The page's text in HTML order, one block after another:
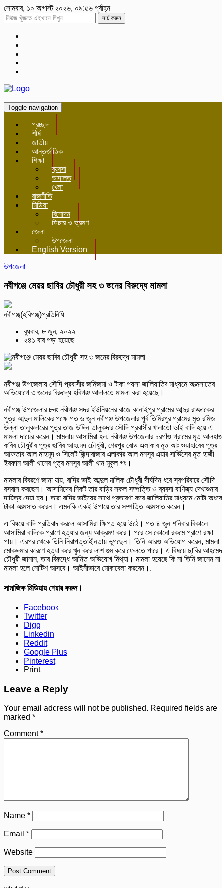
সোমবার, ১০ অগাস্ট ২০২৬, ০৯:৫৬ পূর্বাহ্ন
সার্চ করুন
Toggle navigation
প্রচ্ছদ
শীর্ষ
জাতীয়
আন্তর্জাতিক
শিক্ষা
ব্যবসা
আদালত
খেলা
রাজনীতি
মিডিয়া
বিনোদন
ফিচার ও ভ্রমণ
জেলা
উপজেলা
English Version
উপজেলা
নবীগঞ্জে মেয়র ছাবির চৌধুরী সহ ৩ জনের বিরুদ্ধে মামলা
নবীগঞ্জ(হবিগঞ্জ)প্রতিনিধি
বুধবার, ৮ জুন, ২০২২
২৪১ বার পড়া হয়েছে
নবীগঞ্জ উপজেলায় সৌদি প্রবাসীর জমিজমা ও টাকা পয়সা জালিয়াতির মাধ্যমে আত্মসাতের
অভিযোগে ৩ জনের বিরুদ্ধে হবিগঞ্জ আদালতে মামলা করা হয়েছে।
নবীগঞ্জ উপজেলার ৮নং নবীগঞ্জ সদর ইউনিয়নের বাজে কানাইপুর গ্রামের আব্দুর রাজ্জাকের
পুত্র আব্দুল মালিকের পক্ষে গত ৬ জুন নবীগঞ্জ উপজেলার পূর্ব তিমিরপুর গ্রামের মৃত রমিজ
উল্লা তালুকদারের পুত্র তাজ উদ্দিন তালুকদার সৌদি প্রবাসীর খালাতো ভাই বাদি হয়ে এ
মামলা দায়ের করেন। মামলায় আসামিরা হল, নবীগঞ্জ উপজেলার চরগাঁও গ্রামের মৃত
কবির চৌধুরীর পুত্র ছাবির আহমেদ চৌধুরী, শেরপুর রোড এলাকার মৃত আঃ ওয়াহাবের পুত্র
আফতাব আল মাহমুদ ও সিলেট জিন্দাবাজার এলাকার আল মনসুর এয়ার সার্ভিসের মৃত হাজী
ইরফান আলী খানের পুত্র মনসুর আলী খান মুকুল গং।
মামলার বিবরণে জানা যায়, বাদির ভাই আব্দুল মালিক চৌধুরী দীর্ঘদিন ধরে স্বপরিবারে সৌদি
বসবাস করছেন। আসামিদের নিকট তার বাড়ির সকল সম্পত্তি ও ব্যবসা বাণিজ্য দেখাশুনার
দায়িত্ব দেয়া হয়। তারা বাদির ভাইয়ের সাথে প্রতারণা করে জালিয়াতির মাধ্যমে মোটা
টাকা আত্মসাত করেন। এমনকি একই উপায়ে তার সম্পত্তি আত্মসাত করেন।
এ বিষয়ে বাদি প্রতিবাদ করলে আসামিরা ক্ষিপ্ত হয়ে উঠে। গত ৪ জুন শনিবার বিকালে
আসামিরা বাদিকে প্রাণে হত্যার জন্য আক্রমণ করে। পরে সে কোনো রকমে প্রাণে রক্ষা
পায়। এরপর থেকে তিনি নিরাপত্তাহীনতায় ভুগছেন। তিনি আরও অভিযোগ করেন, মামলা
মোকদ্দমার কারণে হত্যা করে খুন করে লাশ গুম করে ফেলতে পারে। এ বিষয়ে ছাবির আহমেদ
চৌধুরী জানান, তার বিরুদ্ধে আনিত অভিযোগ মিথ্যা। মামলা হয়েছে কি না তিনি জানেন
মামলা হলে নোটিশ আসবে। আইনীভাবে মোকাবেলা করবেন।.
সামাজিক মিডিয়ায় শেয়ার করুন।
Facebook
Twitter
Digg
Linkedin
Reddit
Google Plus
Pinterest
Print
Leave a Reply
Your email address will not be published. Required fields are
marked *
Comment*
Name *
Email *
Website